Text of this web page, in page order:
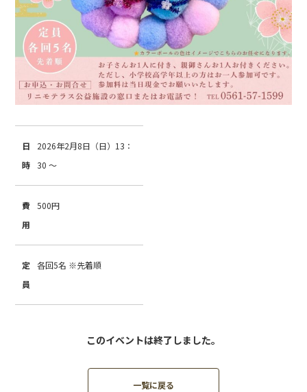
日
時
2026年2月8日（日）13：
30 ～
費
用
500円
定
員
各回5名 ※先着順
このイベントは終了しました。
一覧に戻る